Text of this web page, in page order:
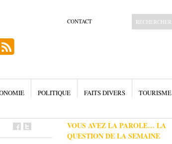
CONTACT
POLITIQUE FAITS DIVERS TOURISME
VOUS AVEZ LA PAROLE… LA
QUESTION DE LA SEMAINE